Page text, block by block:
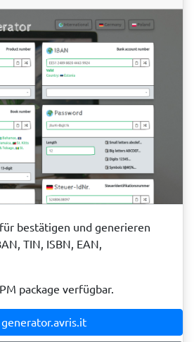
bestätigen und generieren
TIN, ISBN, EAN,
package verfügbar.
generator.avris.it